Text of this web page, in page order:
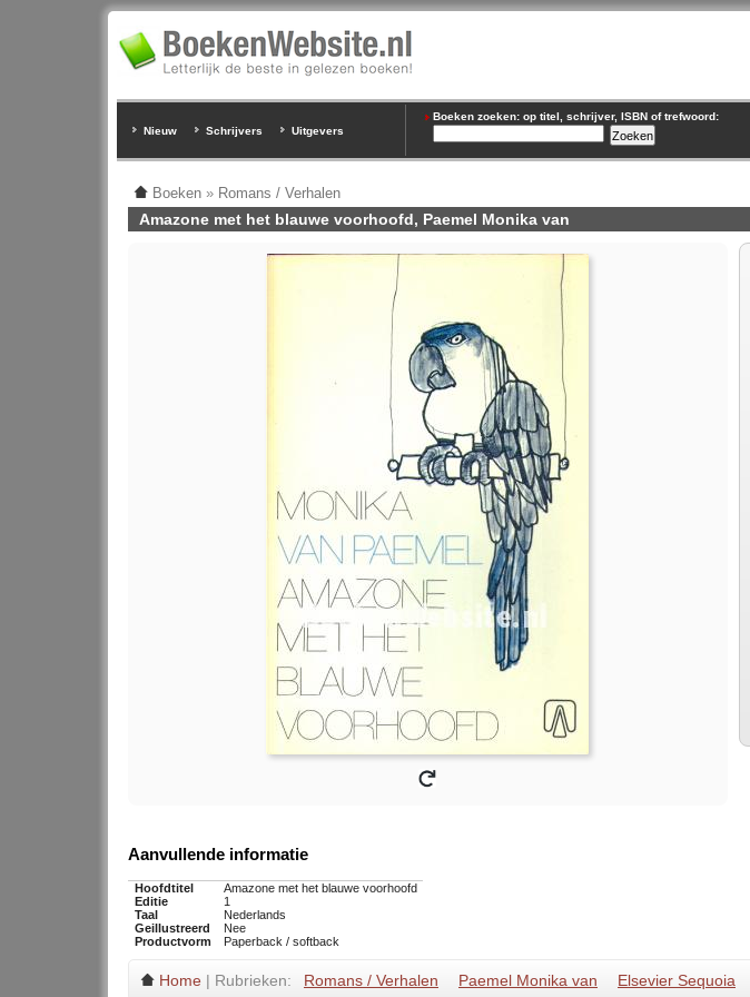
Nieuw Schrijvers Uitgevers
Boeken zoeken: op titel, schrijver, ISBN of trefwoord:
Boeken » Romans / Verhalen
Amazone met het blauwe voorhoofd, Paemel Monika van
Aanvullende informatie
Hoofdtitel
Amazone met het blauwe voorhoofd
Editie
1
Taal
Nederlands
Geillustreerd
Nee
Productvorm
Paperback / softback
Home | Rubrieken: Romans / Verhalen Paemel Monika van Elsevier Sequoia